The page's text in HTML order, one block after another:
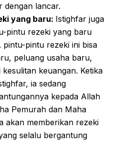
dengan lancar.
yang baru: Istighfar juga
pintu rezeki yang baru
pintu-pintu rezeki ini bisa
peluang usaha baru,
keuangan. Ketika
ia sedang
kepada Allah
Pemurah dan Maha
akan memberikan rezeki
selalu bergantung